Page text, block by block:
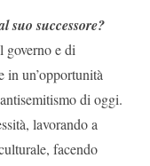
suo successore?
governo e di
in un’opportunità
di oggi.
lavorando a
facendo